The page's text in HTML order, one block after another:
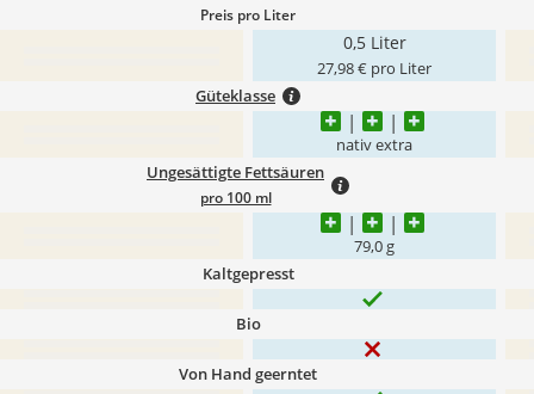
Preis pro Liter
0,5 Liter
27,98 € pro Liter
Güteklasse
nativ extra
Ungesättigte Fettsäuren
pro 100 ml
79,0 g
Kaltgepresst
Bio
Von Hand geerntet